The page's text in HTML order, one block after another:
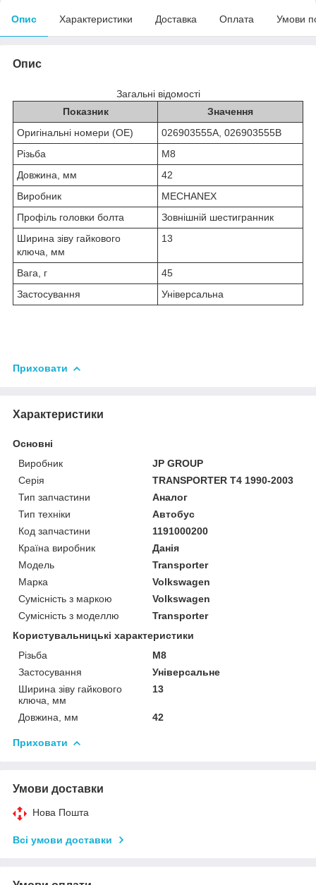
Опис Характеристики Доставка Оплата Умови
Опис
Загальні відомості
Показник
Значення
Оригінальні номери (OE)
026903555A, 026903555B
Різьба
M8
Довжина, мм
42
Виробник
MECHANEX
Профіль головки болта
Зовнішній шестигранник
Ширина зіву гайкового
ключа, мм
13
Вага, г
45
Застосування
Універсальна
Приховати
Характеристики
Основні
Виробник
JP GROUP
Серія
TRANSPORTER T4 1990-2003
Тип запчастини
Аналог
Тип техніки
Автобус
Код запчастини
1191000200
Країна виробник
Данія
Модель
Transporter
Марка
Volkswagen
Сумісність з маркою
Volkswagen
Сумісність з моделлю
Transporter
Користувальницькі характеристики
Різьба
М8
Застосування
Універсальне
Ширина зіву гайкового
ключа, мм
13
Довжина, мм 42
Приховати
Умови доставки
Нова Пошта
Всі умови доставки